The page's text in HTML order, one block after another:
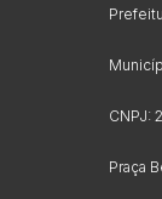
CNPJ:
Praça